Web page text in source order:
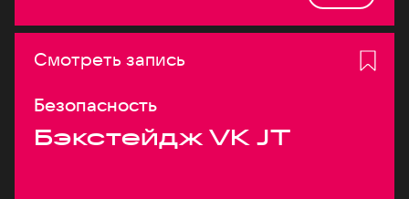
Смотреть запись
Безопасность
Бэкстейдж VK JT